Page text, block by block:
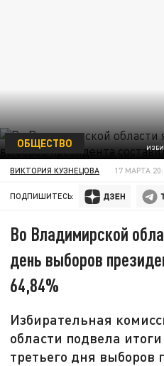
ОБЩЕСТВО
ВИКТОРИЯ КУЗНЕЦОВА 17 МАРТА
ПОДПИШИТЕСЬ:
Во Владимирской
день выборов
64,84%
Избирательная
области подвела
третьего дня выборов